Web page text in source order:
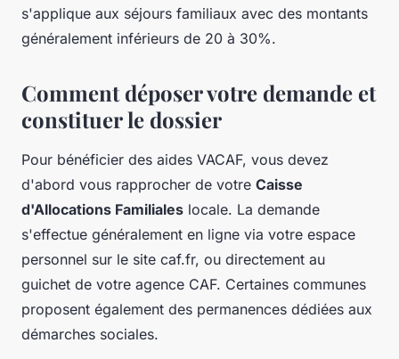
s'applique aux séjours familiaux avec des montants
généralement inférieurs de 20 à 30%.
Comment déposer votre demande et
constituer le dossier
Pour bénéficier des aides VACAF, vous devez
d'abord vous rapprocher de votre Caisse
d'Allocations Familiales locale. La demande
s'effectue généralement en ligne via votre espace
personnel sur le site caf.fr, ou directement au
guichet de votre agence CAF. Certaines communes
proposent également des permanences dédiées aux
démarches sociales.